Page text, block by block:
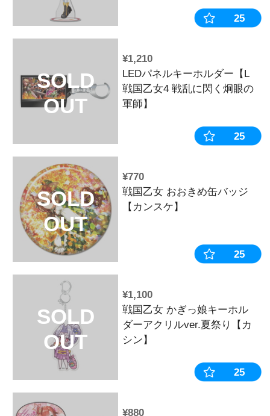
SOLD
OUT
【4月上旬～
《受注生産
ストラン【ラ
※2026年3月1
SOLD
OUT
ジマサ】
SOLD
OUT
¥1,980
インアタック